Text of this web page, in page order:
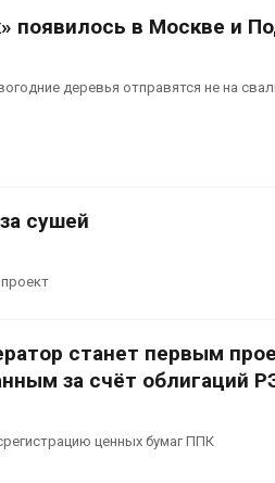
появилось в Москве и
деревья отправятся не на
сушей
станет первым
за счёт облигаций
ценных бумаг ППК